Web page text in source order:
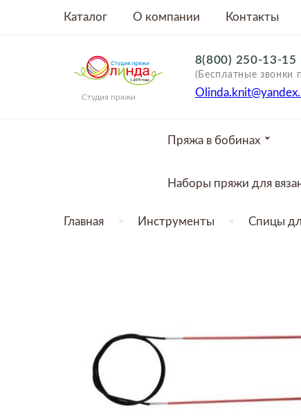
Каталог О компании Контакты
Студия пряжи
8(800) 250-13-15
(Бесплатные звонки
Пряжа в бобинах
Наборы пряжи для
Главная Инструменты Спицы